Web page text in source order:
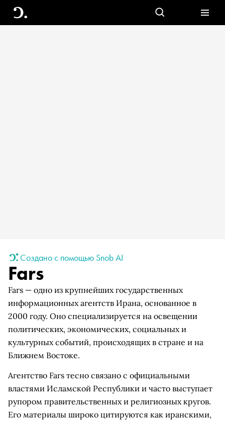
Создано с помощью Snob AI
Fars
Fars — одно из крупнейших государственных
информационных агентств Ирана, основанное в
2000 году. Оно специализируется на освещении
политических, экономических, социальных и
культурных событий, происходящих в стране и на
Ближнем Востоке.
Агентство Fars тесно связано с официальными
властями Исламской Республики и часто выступает
рупором правительственных и религиозных кругов.
Его материалы широко цитируются как иранскими,